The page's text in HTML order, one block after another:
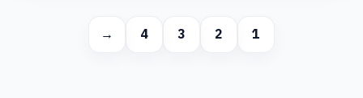
1
2
3
4
→